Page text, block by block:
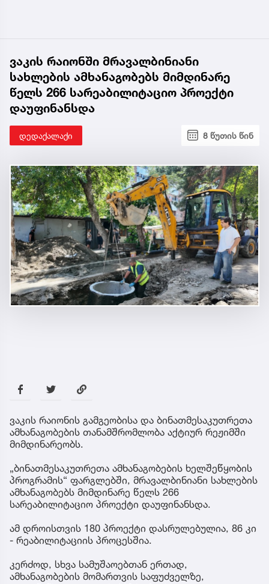
ვაკის რაიონში მრავალბინიანი
სახლების ამხანაგობებს მიმდინარე
წელს 266 სარეაბილიტაციო პროექტი
დაუფინანსდა
დედაქალაქი 8 წუთის წინ
ვაკის რაიონის გამგეობისა და ბინათმესაკუთრეთა
ამხანაგობების თანამშრომლობა აქტიურ რეჟიმში
მიმდინარეობს.
„ბინათმესაკუთრეთა ამხანაგობების ხელშეწყობის
პროგრამის“ ფარგლებში, მრავალბინიანი სახლების
ამხანაგობებს მიმდინარე წელს 266
სარეაბილიტაციო პროექტი დაუფინანსდა.
ამ დროისთვის 180 პროექტი დასრულებულია, 86 კი
- რეაბილიტაციის პროცესშია.
კერძოდ, სხვა სამუშაოებთან ერთად,
ამხანაგობების მომართვის საფუძველზე,